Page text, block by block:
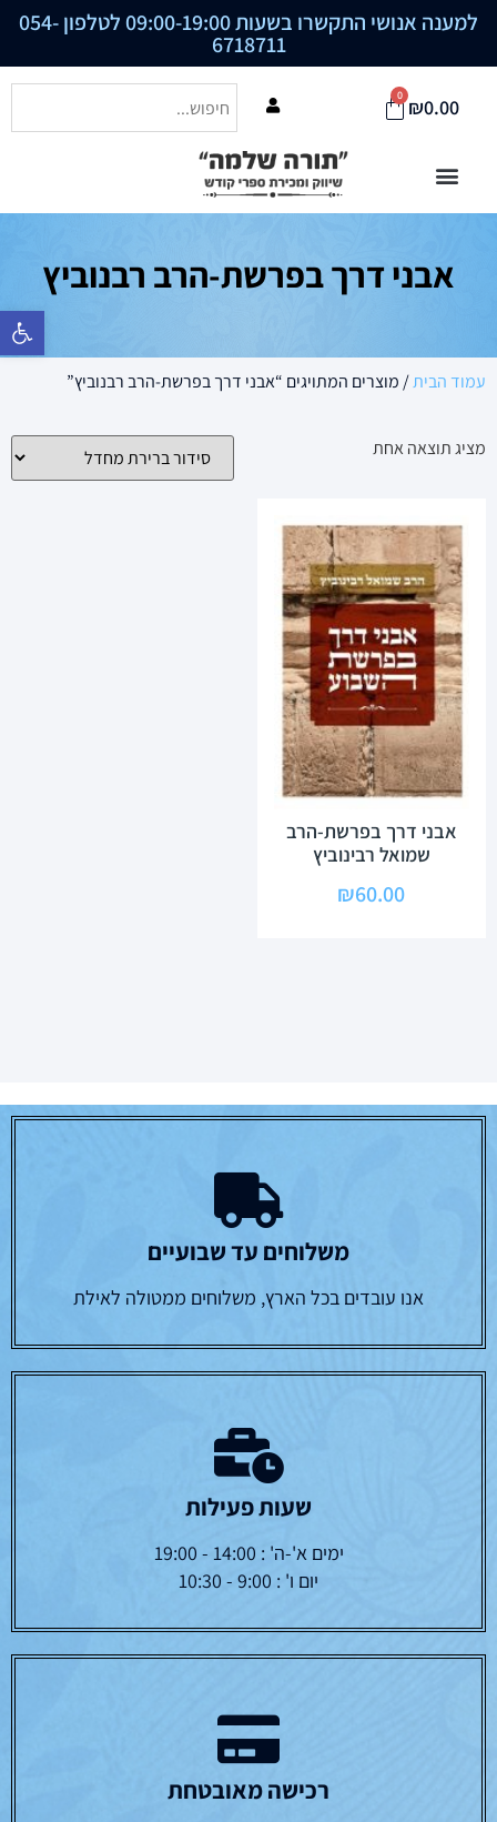
פתח סרגל
למענה אנושי התקשרו בשעות 09:00-19:00 לטלפון 054-
6718711
₪0.00
0
אבני דרך בפרשת-הרב רבנוביץ
עמוד הבית/ מוצרים המתויגים “אבני דרך בפרשת-הרב רבנוביץ”
מציג תוצאה אחת
אבני דרך בפרשת-הרב
שמואל רבינוביץ
₪60.00
משלוחים עד שבועיים
אנו עובדים בכל הארץ, משלוחים ממטולה לאילת
שעות פעילות
ימים א'-ה' : 14:00 - 19:00
יום ו' : 9:00 - 10:30
רכישה מאובטחת